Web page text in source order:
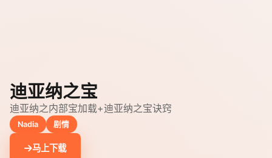
迪亚纳之宝
迪亚纳之内部宝加载+迪亚纳之宝诀窍
Nadia 剧情
马上下载